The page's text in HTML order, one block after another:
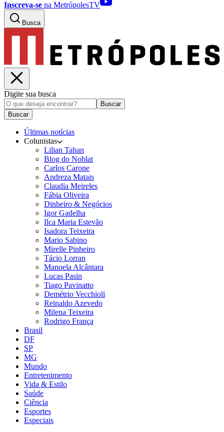
Inscreva-se na MetrópolesTV
Busca
Digite sua busca
Buscar
Buscar
Últimas notícias
Colunistas
Lilian Tahan
Blog do Noblat
Carlos Carone
Andreza Matais
Claudia Meireles
Fábia Oliveira
Dinheiro & Negócios
Igor Gadelha
Ilca Maria Estevão
Isadora Teixeira
Mario Sabino
Mirelle Pinheiro
Tácio Lorran
Manoela Alcântara
Lucas Pasin
Tiago Pavinatto
Demétrio Vecchioli
Reinaldo Azevedo
Milena Teixeira
Rodrigo França
Brasil
DF
SP
MG
Mundo
Entretenimento
Vida & Estilo
Saúde
Ciência
Esportes
Especiais